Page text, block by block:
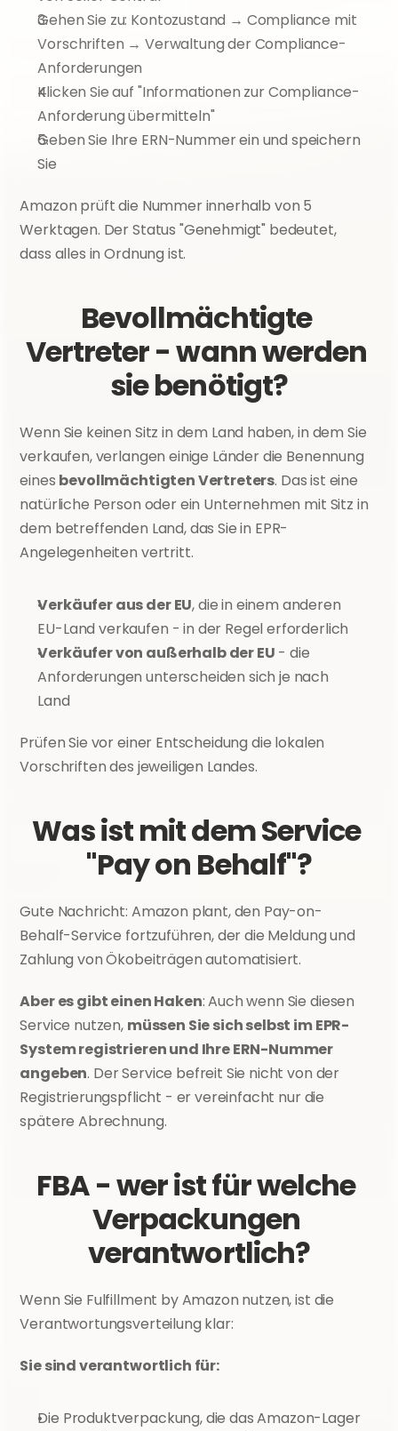
Gehen Sie zu: Kontozustand → Compliance mit
Vorschriften → Verwaltung der Compliance-
Anforderungen
Klicken Sie auf "Informationen zur Compliance-
Anforderung übermitteln"
Geben Sie Ihre ERN-Nummer ein und speichern
Sie
Amazon prüft die Nummer innerhalb von 5
Werktagen. Der Status "Genehmigt" bedeutet,
dass alles in Ordnung ist.
Bevollmächtigte
Vertreter - wann werden
sie benötigt?
Wenn Sie keinen Sitz in dem Land haben, in dem Sie
verkaufen, verlangen einige Länder die Benennung
eines bevollmächtigten Vertreters. Das ist eine
natürliche Person oder ein Unternehmen mit Sitz in
dem betreffenden Land, das Sie in EPR-
Angelegenheiten vertritt.
Verkäufer aus der EU, die in einem anderen
EU-Land verkaufen - in der Regel erforderlich
Verkäufer von außerhalb der EU - die
Anforderungen unterscheiden sich je nach
Land
Prüfen Sie vor einer Entscheidung die lokalen
Vorschriften des jeweiligen Landes.
Was ist mit dem Service
"Pay on Behalf"?
Gute Nachricht: Amazon plant, den Pay-on-
Behalf-Service fortzuführen, der die Meldung und
Zahlung von Ökobeiträgen automatisiert.
Aber es gibt einen Haken: Auch wenn Sie diesen
Service nutzen, müssen Sie sich selbst im EPR-
System registrieren und Ihre ERN-Nummer
angeben. Der Service befreit Sie nicht von der
Registrierungspflicht - er vereinfacht nur die
spätere Abrechnung.
FBA - wer ist für welche
Verpackungen
verantwortlich?
Wenn Sie Fulfillment by Amazon nutzen, ist die
Verantwortungsverteilung klar:
Sie sind verantwortlich für:
Die Produktverpackung, die das Amazon-Lager